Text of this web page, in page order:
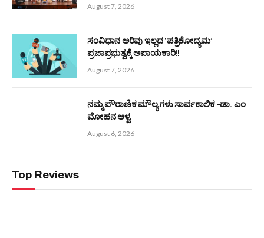
August 7, 2026
ಸಂವಿಧಾನ ಅರಿವು ಇಲ್ಲದ ‘ಪತ್ರಿಕೋದ್ಯಮ’
ಪ್ರಜಾಪ್ರಭುತ್ವಕ್ಕೆ ಅಪಾಯಕಾರಿ!!
August 7, 2026
ನಮ್ಮ ಪೌರಾಣಿಕ ಮೌಲ್ಯಗಳು ಸಾರ್ವಕಾಲಿಕ -ಡಾ. ಎಂ
ಮೋಹನ ಆಳ್ವ
August 6, 2026
Top Reviews